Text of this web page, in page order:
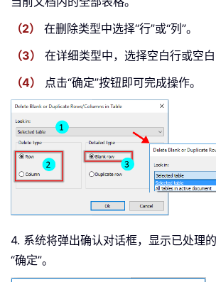
（2）
在删除类型中选择“行”或“列”。
（3）
在详细类型中，选择空白行或空白
（4）
点击“确定”按钮即可完成操作。
4. 系统将弹出确认对话框，显示已处理
“确定”。